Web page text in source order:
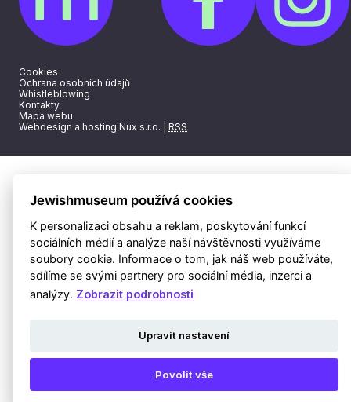
Cookies
Ochrana osobních údajů
Whistleblowing
Kontakty
Mapa webu
Webdesign a hosting Nux s.r.o.
RSS
Jewishmuseum používá cookies
K personalizaci obsahu a reklam, poskytování funkcí
sociálních médií a analýze naší návštěvnosti využíváme
soubory cookie. Informace o tom, jak náš web používáte,
sdílíme se svými partnery pro sociální média, inzerci a
analýzy. Zobrazit podrobnosti
Upravit nastavení
Povolit vše